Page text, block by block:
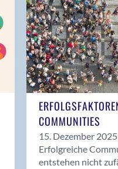
COMMUNITIES
15. Dezember
Erfolgreiche
entstehen nicht